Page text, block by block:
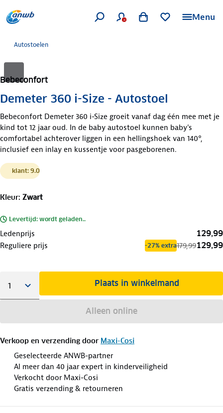
Menu
Autostoelen
Bebeconfort
Demeter 360 i-Size - Autostoel
Bebeconfort Demeter 360 i-Size groeit vanaf dag één mee met je
kind tot 12 jaar oud. In de baby autostoel kunnen baby's
comfortabel achterover liggen in een hellingshoek van 140°,
inclusief een inlay en kussentje voor pasgeborenen.
klant: 9.0
Kleur: Zwart
Levertijd: wordt geladen..
Ledenprijs 129,99
Reguliere prijs -27% extra179,99129,99
Plaats in winkelmand
Alleen online
Verkoop en verzending door Maxi-Cosi
Geselecteerde ANWB-partner
Al meer dan 40 jaar expert in kinderveiligheid
Verkocht door Maxi-Cosi
Gratis verzending & retourneren